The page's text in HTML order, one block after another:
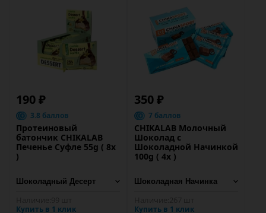
190 ₽
3.8 баллов
Протеиновый
батончик CHIKALAB
Печенье Cуфле 55g ( 8х
)
Купить в 1 клик
350 ₽
7 баллов
CHIKALAB Молочный
Шоколад с
Шоколадной Начинкой
100g ( 4x )
Купить в 1 клик